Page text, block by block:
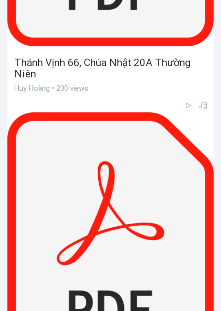
Thánh Vịnh 66, Chúa Nhật 20A Thường
Niên
Huy Hoàng • 200 views